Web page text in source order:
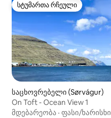
სტუმართა რჩეული
სტუმართა რჩეული
საცხოვრებელი (Sørvágur)
On Toft - Ocean View 1
მდებარეობა · ფასი/ხარისხი